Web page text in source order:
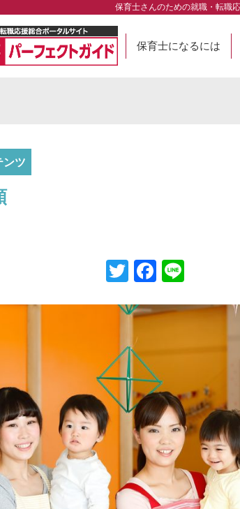
保育士さんのための就職・転職
保育士になるには
ンツ
Twitter